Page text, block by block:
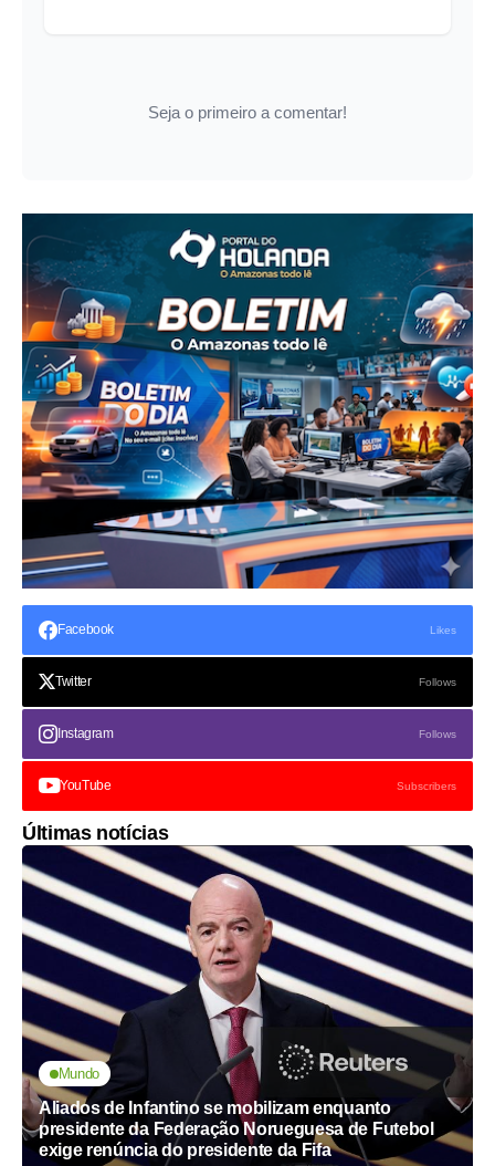
Seja o primeiro a comentar!
Facebook Likes
Twitter Follows
Instagram Follows
YouTube Subscribers
Últimas notícias
Mundo
Aliados de Infantino se mobilizam enquanto
presidente da Federação Norueguesa de Futebol
exige renúncia do presidente da Fifa